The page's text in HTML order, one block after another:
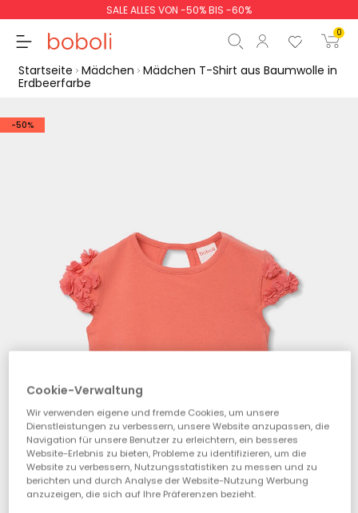
SALE ALLES VON -50% BIS -60%
0
Startseite Mädchen Mädchen T-Shirt aus Baumwolle in
Erdbeerfarbe
-50%
Cookie-Verwaltung
Wir verwenden eigene und fremde Cookies, um unsere
Dienstleistungen zu verbessern, unsere Website anzupassen, die
Navigation für unsere Benutzer zu erleichtern, ein besseres
Website-Erlebnis zu bieten, Probleme zu identifizieren, um die
Website zu verbessern, Nutzungsstatistiken zu messen und zu
berichten und durch Analyse der Website-Nutzung Werbung
anzuzeigen, die sich auf Ihre Präferenzen bezieht.